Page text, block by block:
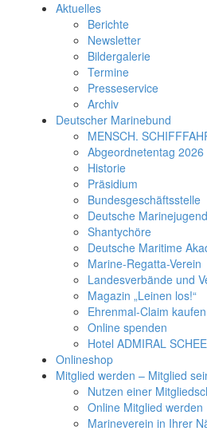
Aktuelles
Berichte
Newsletter
Bildergalerie
Termine
Presseservice
Archiv
Deutscher Marinebund
MENSCH.
Abgeordnetentag 2026
Historie
Präsidium
Bundesgeschäftsstelle
Deutsche Marinejugend
Shantychöre
Deutsche Maritime
Marine-Regatta-Verein
Landesverbände und
Magazin „Leinen los!“
Ehrenmal-Claim kaufen
Online spenden
Hotel ADMIRAL
Onlineshop
Mitglied werden – Mitglied
Nutzen einer
Online Mitglied werden
Marineverein in Ihrer